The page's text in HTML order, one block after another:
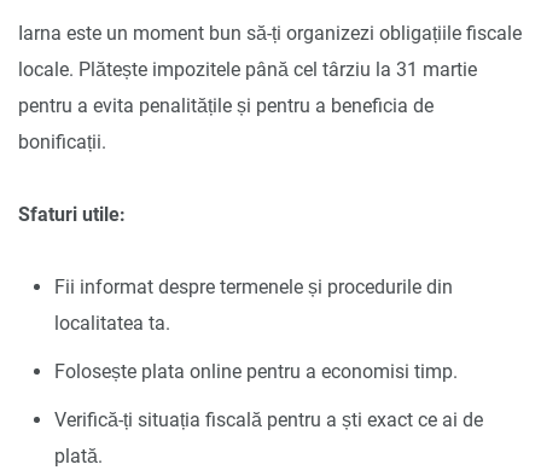
Iarna este un moment bun să-ți organizezi obligațiile fiscale
locale. Plătește impozitele până cel târziu la 31 martie
pentru a evita penalitățile și pentru a beneficia de
bonificații.
Sfaturi utile:
Fii informat despre termenele și procedurile din
localitatea ta.
Folosește plata online pentru a economisi timp.
Verifică-ți situația fiscală pentru a ști exact ce ai de
plată.